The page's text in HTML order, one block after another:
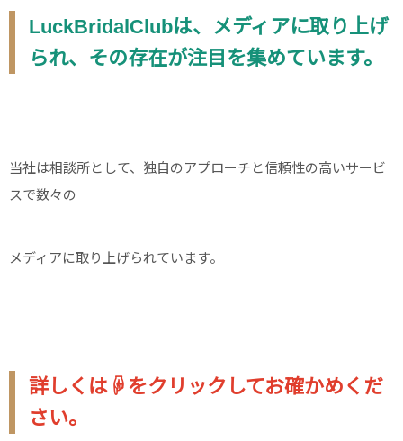
LuckBridalClubは、メディアに取り上げ
られ、その存在が注目を集めています。
当社は相談所として、独自のアプローチと信頼性の高いサービ
スで数々の
メディアに取り上げられています。
詳しくは☟をクリックしてお確かめくだ
さい。